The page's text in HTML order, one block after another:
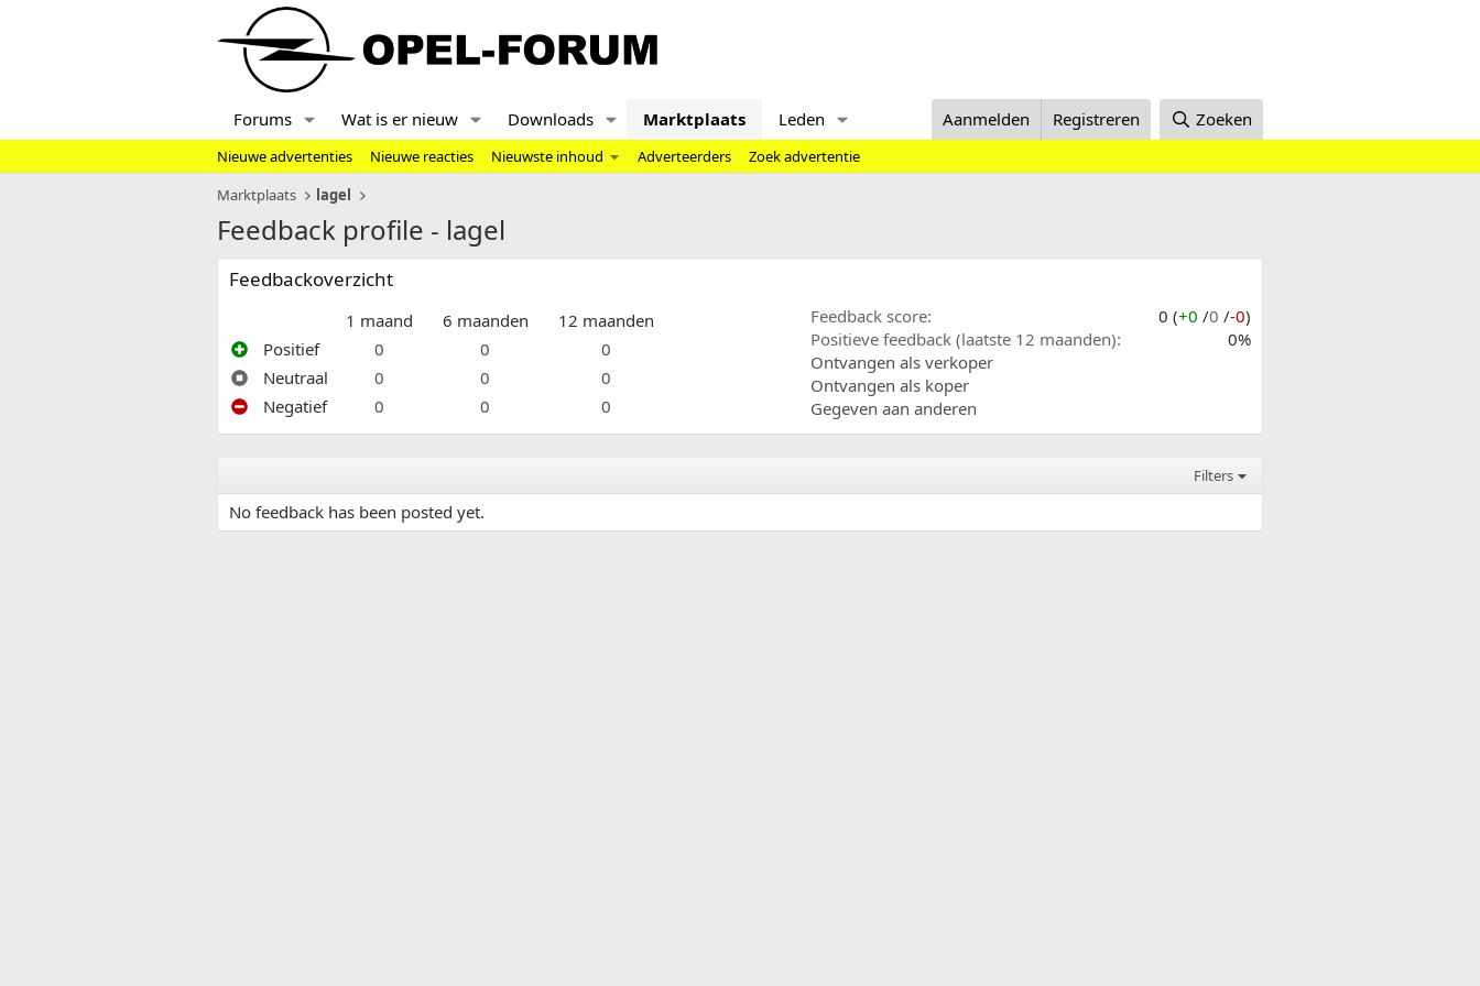
Forums Wat is er nieuw Downloads Marktplaats Leden Aanmelden Registreren Zoeken
Nieuwe advertenties Nieuwe reacties Nieuwste inhoud Adverteerders
Zoek advertentie
Marktplaats
lagel
Feedback profile - lagel
Feedbackoverzicht
1 maand 6 maanden
12 maanden
Positief
0 0
0
Neutraal
0 0
0
Negatief
0 0 0
Feedback score 0 (+0 /0 /-0)
Positieve feedback (laatste 12 maanden)
0%
Ontvangen als verkoper
Ontvangen als koper
Gegeven aan anderen
Filters
No feedback has been posted yet.